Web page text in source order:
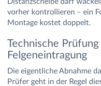
vorher kontrollieren – ein
Montage kostet doppelt.
Technische
Felgeneintragung
Die eigentliche Abnahme
Prüfer geht in der Regel